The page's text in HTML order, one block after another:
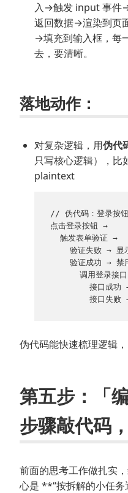
入→触发 input 事件
返回数据→渲染到页
→填充到输入框，每
去，要清晰。
落地动作：
对复杂逻辑，用伪代
只写核心逻辑），比
plaintext
// 伪代码：登录按
点击登录按钮 →
  触发表单验证 →
验证失败 → 显
验证成功 → 禁
调用登录接
接口成功
伪代码能快速梳理逻辑
第五步：「
步骤敲代码
前面的思考工作做扎实
心是 **“按拆解的小任